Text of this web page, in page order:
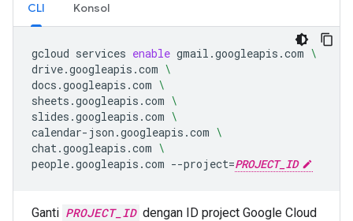
CLI Konsol
gcloud services enable gmail.googleapis.com \
drive.googleapis.com \
docs.googleapis.com \
sheets.googleapis.com \
slides.googleapis.com \
calendar-json.googleapis.com \
chat.googleapis.com \
people.googleapis.com --project=PROJECT_ID
Ganti PROJECT_ID dengan ID project Google Cloud